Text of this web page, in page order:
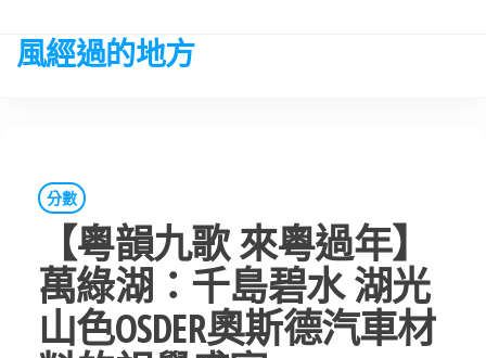
the
風經過的地方
分數
【粵韻九歌 來粵過年】
萬綠湖：千島碧水 湖光
山色OSDER奧斯德汽車材